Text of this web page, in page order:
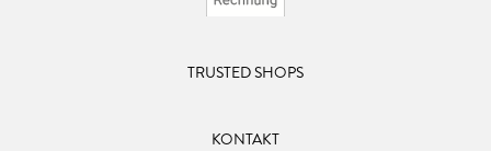
TRUSTED SHOPS
KONTAKT